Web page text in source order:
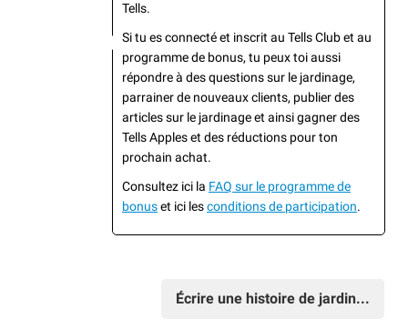
Tells.
Si tu es connecté et inscrit au Tells Club et au
programme de bonus, tu peux toi aussi
répondre à des questions sur le jardinage,
parrainer de nouveaux clients, publier des
articles sur le jardinage et ainsi gagner des
Tells Apples et des réductions pour ton
prochain achat.
Consultez ici la FAQ sur le programme de
bonuset ici lesconditions de participation.
Écrire une histoire de jardin...